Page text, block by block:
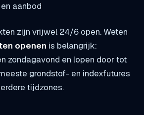
aanbod
zijn vrijwel 24/6 open. Weten
openen is belangrijk:
zondagavond en lopen door tot
grondstof- en indexfutures
tijdzones.